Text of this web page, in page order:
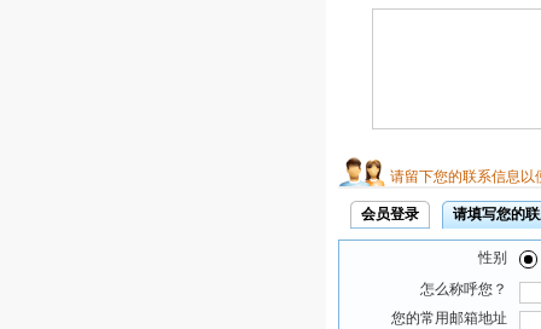
请留下您的联系信息以
会员登录 请填写您的
性别
怎么称呼您？
您的常用邮箱地址